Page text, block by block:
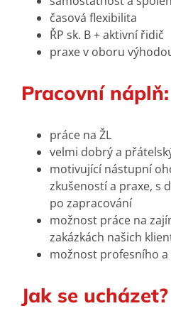
časová flexibilita
ŘP sk. B + aktivní řidič
praxe v oboru
Pracovní náplň:
práce na ŽL
velmi dobrý a
motivující nástupní
zkušeností a praxe, s
po zapracování
možnost práce na
zakázkách našich
možnost profesního
Jak se ucházet?